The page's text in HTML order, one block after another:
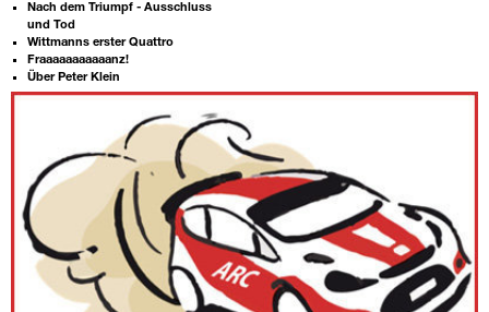
Nach dem Triumpf - Ausschluss
und Tod
Wittmanns erster Quattro
Fraaaaaaaaaaanz!
Über Peter Klein